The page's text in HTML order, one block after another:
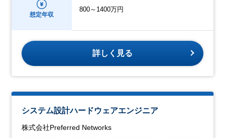
想定年収
800～1400万円
詳しく見る
システム設計ハードウェアエンジニア
株式会社Preferred Networks